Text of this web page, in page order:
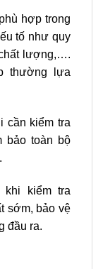
phù hợp trong
tố như quy
lượng,….
thường lựa
cần kiểm tra
bảo toàn bộ
kiểm tra
sớm, bảo vệ
đầu ra.